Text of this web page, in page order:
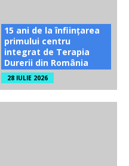
15 ani de la înființarea
primului centru
integrat de Terapia
Durerii din România
28 IULIE 2026